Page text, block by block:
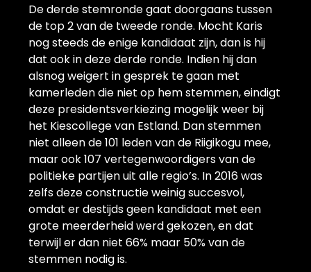
De derde stemronde gaat doorgaans tussen
de top 2 van de tweede ronde. Mocht Karis
nog steeds de enige kandidaat zijn, dan is hij
dat ook in deze derde ronde. Indien hij dan
alsnog weigert in gesprek te gaan met
kamerleden die niet op hem stemmen, eindigt
deze presidentsverkiezing mogelijk weer bij
het Kiescollege van Estland. Dan stemmen
niet alleen de 101 leden van de Riigikogu mee,
maar ook 107 vertegenwoordigers van de
politieke partijen uit alle regio’s. In 2016 was
zelfs deze constructie weinig succesvol,
omdat er destijds geen kandidaat met een
grote meerderheid werd gekozen, en dat
terwijl er dan niet 66% maar 50% van de
stemmen nodig is.